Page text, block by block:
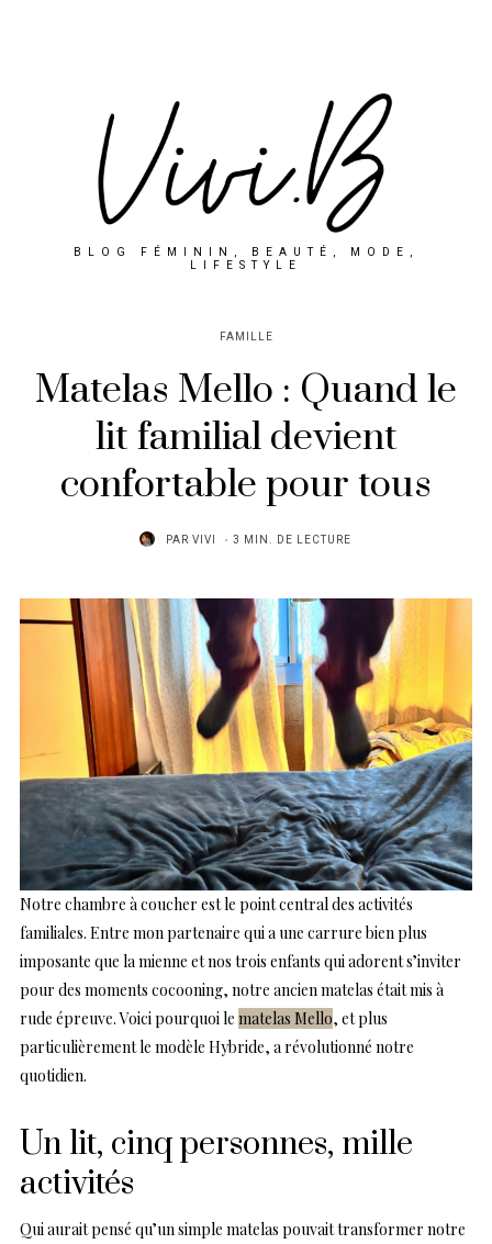
BLOG FÉMININ, BEAUTÉ, MODE,
LIFESTYLE
FAMILLE
Matelas Mello : Quand le
lit familial devient
confortable pour tous
PAR VIVI 3 MIN. DE LECTURE
Notre chambre à coucher est le point central des activités
familiales. Entre mon partenaire qui a une carrure bien plus
imposante que la mienne et nos trois enfants qui adorent s’inviter
pour des moments cocooning, notre ancien matelas était mis à
rude épreuve. Voici pourquoi le matelas Mello, et plus
particulièrement le modèle Hybride, a révolutionné notre
quotidien.
Un lit, cinq personnes, mille
activités
Qui aurait pensé qu’un simple matelas pouvait transformer notre